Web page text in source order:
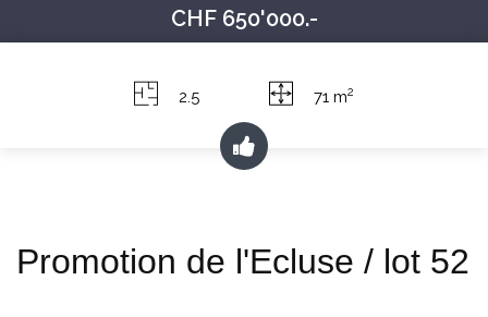
CHF 650'000.-
2.5 71 m2
Promotion de l'Ecluse / lot 52